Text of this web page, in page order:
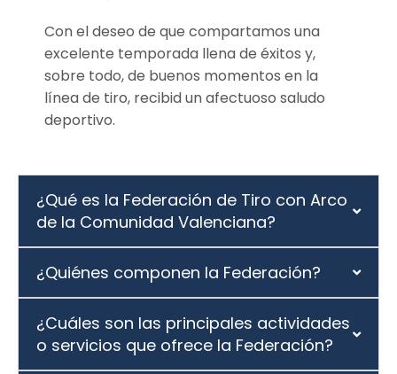
Con el deseo de que compartamos una
excelente temporada llena de éxitos y,
sobre todo, de buenos momentos en la
línea de tiro, recibid un afectuoso saludo
deportivo.
¿Qué es la Federación de Tiro con Arco
de la Comunidad Valenciana?
¿Quiénes componen la Federación?
¿Cuáles son las principales actividades
o servicios que ofrece la Federación?